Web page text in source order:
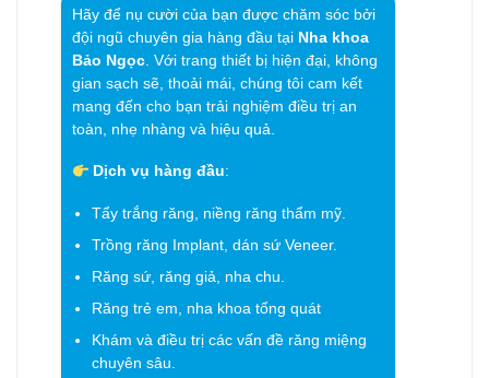
Hãy để nụ cười của bạn được chăm sóc bởi
đội ngũ chuyên gia hàng đầu tại Nha khoa
Bảo Ngọc . Với trang thiết bị hiện đại, không
gian sạch sẽ, thoải mái, chúng tôi cam kết
mang đến cho bạn trải nghiệm điều trị an
toàn, nhẹ nhàng và hiệu quả.
Dịch vụ hàng đầu:
Tẩy trắng răng, niềng răng thẩm mỹ.
Trồng răng Implant, dán sứ Veneer.
Răng sứ, răng giả, nha chu.
Răng trẻ em, nha khoa tổng quát
Khám và điều trị các vấn đề răng miệng
chuyên sâu.